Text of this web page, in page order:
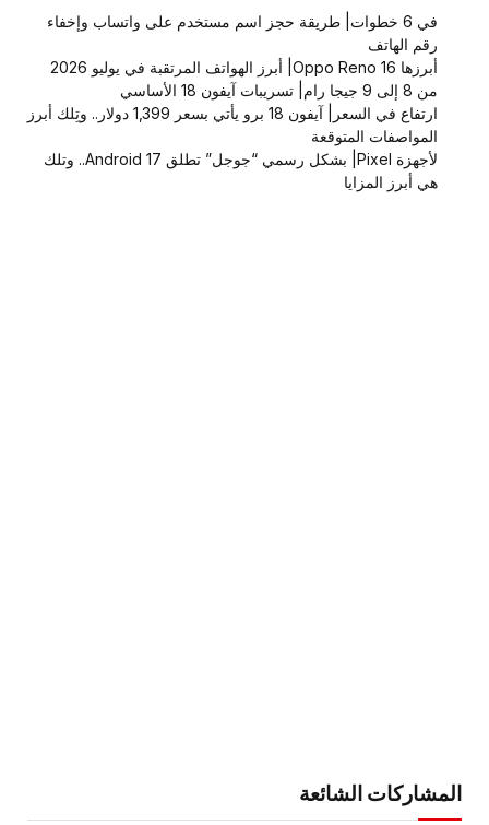
في 6 خطوات| طريقة حجز اسم مستخدم على واتساب وإخفاء
رقم الهاتف
أبرزها Oppo Reno 16| أبرز الهواتف المرتقبة في يوليو 2026
من 8 إلى 9 جيجا رام| تسريبات آيفون 18 الأساسي
ارتفاع في السعر| آيفون 18 برو يأتي بسعر 1,399 دولار.. وتِلك أبرز
المواصفات المتوقعة
لأجهزة Pixel| بشكل رسمي “جوجل” تطلق Android 17.. وتلك
هي أبرز المزايا
المشاركات الشائعة